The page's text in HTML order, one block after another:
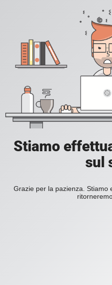
Stiamo
sul
Grazie per la pazienza. Stiamo